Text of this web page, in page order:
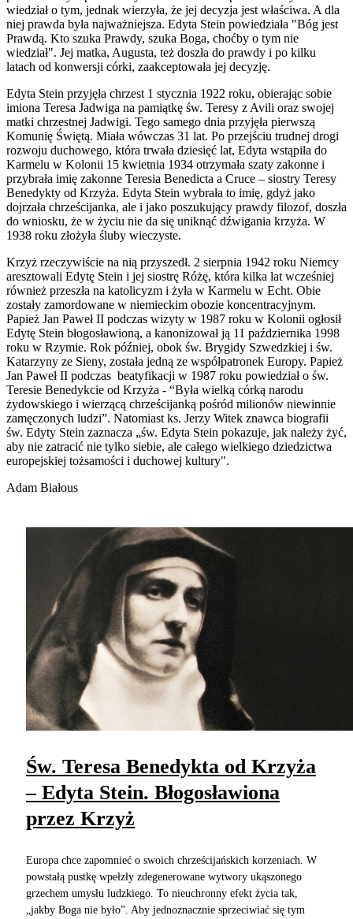
wiedział o tym, jednak wierzyła, że jej decyzja jest właściwa. A dla
niej prawda była najważniejsza. Edyta Stein powiedziała "Bóg jest
Prawdą. Kto szuka Prawdy, szuka Boga, choćby o tym nie
wiedział". Jej matka, Augusta, też doszła do prawdy i po kilku
latach od konwersji córki, zaakceptowała jej decyzję.
Edyta Stein przyjęła chrzest 1 stycznia 1922 roku, obierając sobie
imiona Teresa Jadwiga na pamiątkę św. Teresy z Avili oraz swojej
matki chrzestnej Jadwigi. Tego samego dnia przyjęła pierwszą
Komunię Świętą. Miała wówczas 31 lat. Po przejściu trudnej drogi
rozwoju duchowego, która trwała dziesięć lat, Edyta wstąpiła do
Karmelu w Kolonii 15 kwietnia 1934 otrzymała szaty zakonne i
przybrała imię zakonne Teresia Benedicta a Cruce – siostry Teresy
Benedykty od Krzyża. Edyta Stein wybrała to imię, gdyż jako
dojrzała chrześcijanka, ale i jako poszukujący prawdy filozof, doszła
do wniosku, że w życiu nie da się uniknąć dźwigania krzyża. W
1938 roku złożyła śluby wieczyste.
Krzyż rzeczywiście na nią przyszedł. 2 sierpnia 1942 roku Niemcy
aresztowali Edytę Stein i jej siostrę Różę, która kilka lat wcześniej
również przeszła na katolicyzm i żyła w Karmelu w Echt. Obie
zostały zamordowane w niemieckim obozie koncentracyjnym.
Papież Jan Paweł II podczas wizyty w 1987 roku w Kolonii ogłosił
Edytę Stein błogosławioną, a kanonizował ją 11 października 1998
roku w Rzymie. Rok później, obok św. Brygidy Szwedzkiej i św.
Katarzyny ze Sieny, została jedną ze współpatronek Europy. Papież
Jan Paweł II podczas beatyfikacji w 1987 roku powiedział o św.
Teresie Benedykcie od Krzyża - “Była wielką córką narodu
żydowskiego i wierzącą chrześcijanką pośród milionów niewinnie
zamęczonych ludzi”. Natomiast ks. Jerzy Witek znawca biografii
św. Edyty Stein zaznacza „św. Edyta Stein pokazuje, jak należy żyć,
aby nie zatracić nie tylko siebie, ale całego wielkiego dziedzictwa
europejskiej tożsamości i duchowej kultury".
Adam Białous
Św. Teresa Benedykta od Krzyża
– Edyta Stein. Błogosławiona
przez Krzyż
Europa chce zapomnieć o swoich chrześcijańskich korzeniach. W
powstałą pustkę wpełzły zdegenerowane wytwory ukąszonego
grzechem umysłu ludzkiego. To nieuchronny efekt życia tak,
„jakby Boga nie było”. Aby jednoznacznie sprzeciwiać się tym